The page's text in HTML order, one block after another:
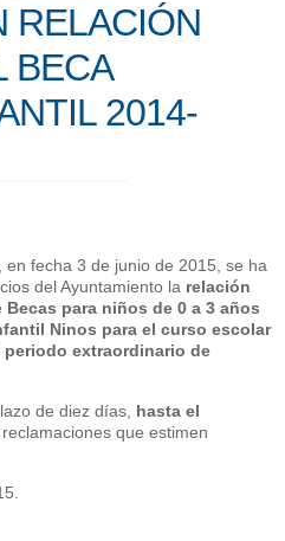
RELACIÓN
BECA
2014-
fecha 3 de junio de 2015, se ha
del Ayuntamiento la relación
Becas para niños de 0 a 3 años
Ninos para el curso escolar
periodo extraordinario de
de diez días, hasta el
que estimen